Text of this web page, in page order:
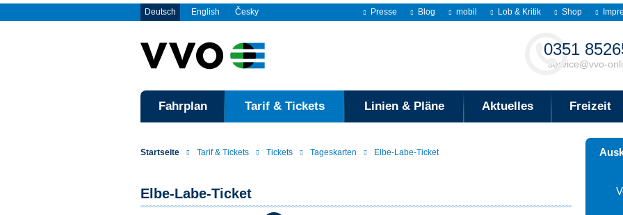
Deutsch English Česky Presse Blog mobil Lob & Kritik Shop
Kontakt
0351
service@vvo-
Fahrplan Tarif & Tickets Linien & Pläne Aktuelles Freizeit
Startseite Tarif & Tickets Tickets Tageskarten Elbe-Labe-Ticket
Elbe-Labe-Ticket